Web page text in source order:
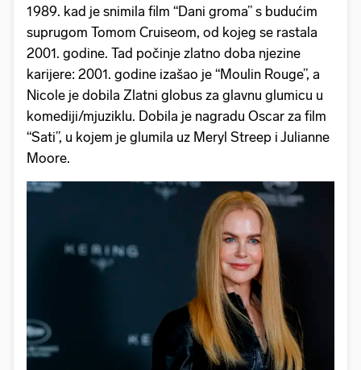
1989. kad je snimila film “Dani groma” s budućim
suprugom Tomom Cruiseom, od kojeg se rastala
2001. godine. Tad počinje zlatno doba njezine
karijere: 2001. godine izašao je “Moulin Rouge”, a
Nicole je dobila Zlatni globus za glavnu glumicu u
komediji/mjuziklu. Dobila je nagradu Oscar za film
“Sati”, u kojem je glumila uz Meryl Streep i Julianne
Moore.